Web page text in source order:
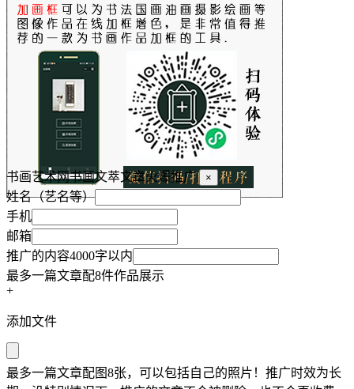
书画艺术网书画文萃文章火爆推广 ×
姓名（艺名等）
手机
邮箱
推广的内容4000字以内
最多一篇文章配8件作品展示
+
添加文件
最多一篇文章配图8张，可以包括自己的照片！推广时效为长